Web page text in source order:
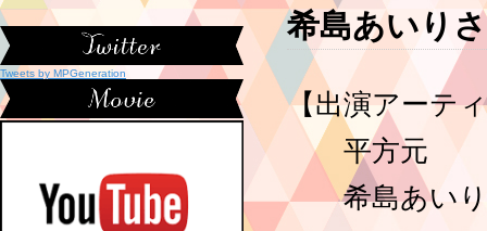
希島あいり
【出演アーテ
平方元
希島あいり
Tweets by MPGeneration